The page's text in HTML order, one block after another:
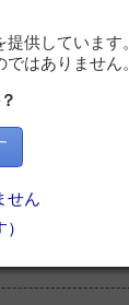
連製品 （1 件）
毒機器・関連
件）
供しています。
はありません。
せん